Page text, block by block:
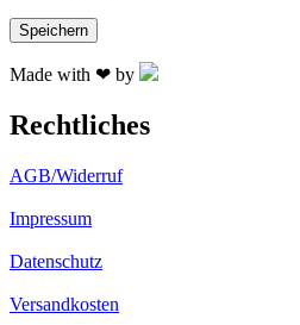
Made with ❤ by
Rechtliches
AGB/Widerruf
Impressum
Datenschutz
Versandkosten